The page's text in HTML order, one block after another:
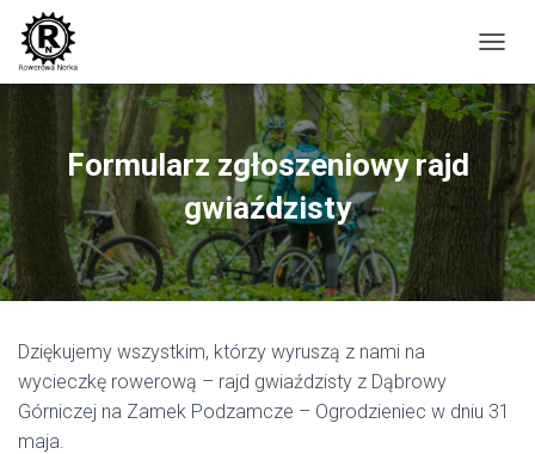
R
Z
E
Ą
C
W
J
Ę
Formularz zgłoszeniowy rajd
gwiaździsty
Dziękujemy wszystkim, którzy wyruszą z nami na
wycieczkę rowerową – rajd gwiaździsty z Dąbrowy
Górniczej na Zamek Podzamcze – Ogrodzieniec w dniu 31
maja.